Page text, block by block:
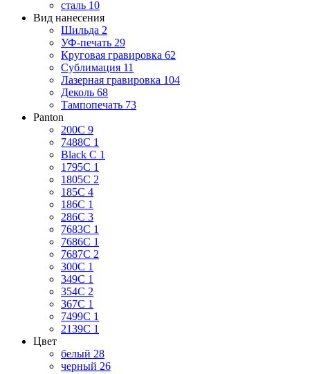
сталь 10
Вид нанесения
Шильда 2
УФ-печать 29
Круговая гравировка 62
Сублимация 11
Лазерная гравировка 104
Деколь 68
Тампопечать 73
Panton
200C 9
7488C 1
Black C 1
1795C 1
1805C 2
185C 4
186C 1
286C 3
7683C 1
7686C 1
7687C 2
300C 1
349C 1
354C 2
367C 1
7499C 1
2139С 1
Цвет
белый 28
черный 26